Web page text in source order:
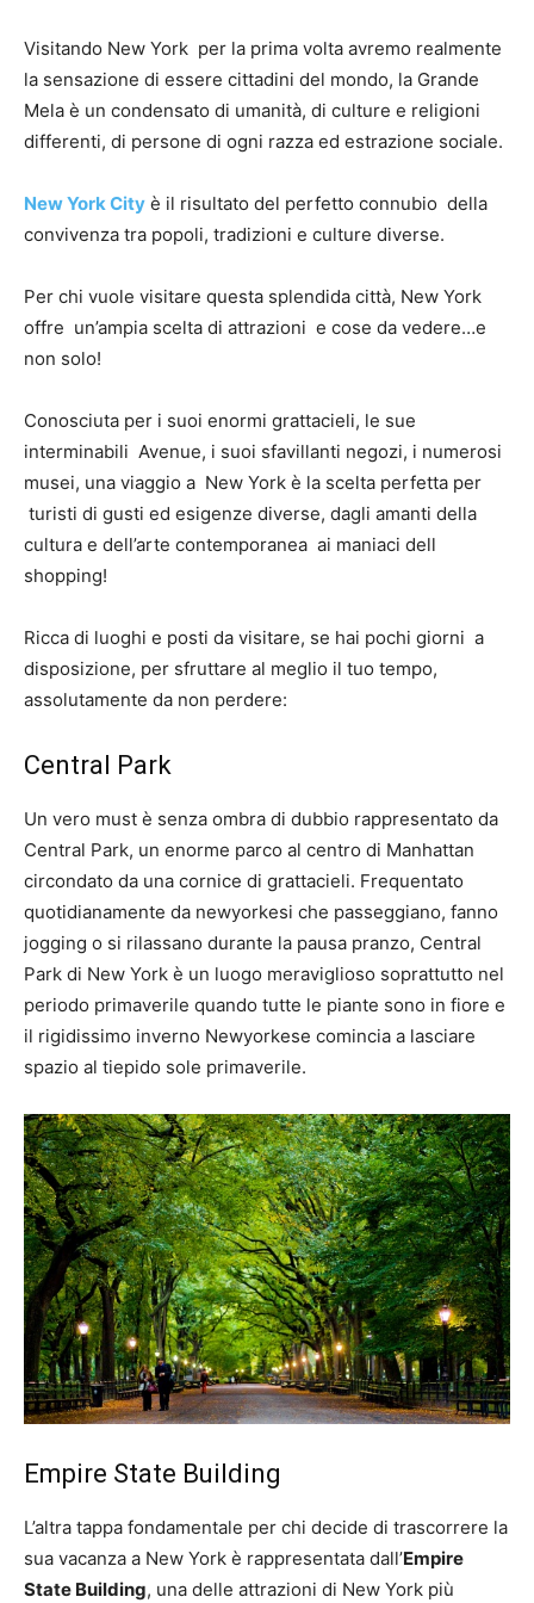
Visitando New York per la prima volta avremo realmente
la sensazione di essere cittadini del mondo, la Grande
Mela è un condensato di umanità, di culture e religioni
differenti, di persone di ogni razza ed estrazione sociale.
New York City è il risultato del perfetto connubio della
convivenza tra popoli, tradizioni e culture diverse.
Per chi vuole visitare questa splendida città, New York
offre un’ampia scelta di attrazioni e cose da vedere…e
non solo!
Conosciuta per i suoi enormi grattacieli, le sue
interminabili Avenue, i suoi sfavillanti negozi, i numerosi
musei, una viaggio a New York è la scelta perfetta per
turisti di gusti ed esigenze diverse, dagli amanti della
cultura e dell’arte contemporanea ai maniaci dell
shopping!
Ricca di luoghi e posti da visitare, se hai pochi giorni a
disposizione, per sfruttare al meglio il tuo tempo,
assolutamente da non perdere:
Central Park
Un vero must è senza ombra di dubbio rappresentato da
Central Park, un enorme parco al centro di Manhattan
circondato da una cornice di grattacieli. Frequentato
quotidianamente da newyorkesi che passeggiano, fanno
jogging o si rilassano durante la pausa pranzo, Central
Park di New York è un luogo meraviglioso soprattutto nel
periodo primaverile quando tutte le piante sono in fiore e
il rigidissimo inverno Newyorkese comincia a lasciare
spazio al tiepido sole primaverile.
Empire State Building
L’altra tappa fondamentale per chi decide di trascorrere la
sua vacanza a New York è rappresentata dall’Empire
State Building, una delle attrazioni di New York più